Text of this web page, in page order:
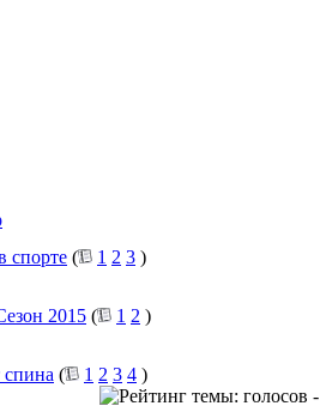
спорте ( 1 2 3 )
2015 ( 1 2 )
спина ( 1 2 3 4 )